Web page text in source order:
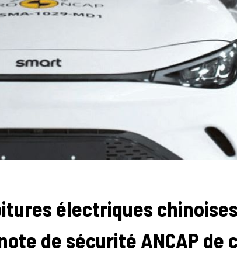
électriques chinoises
de sécurité ANCAP de